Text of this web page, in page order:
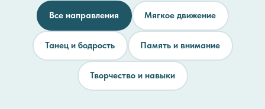
Все направления Мягкое движение
Танец и бодрость Память и внимание
Творчество и навыки